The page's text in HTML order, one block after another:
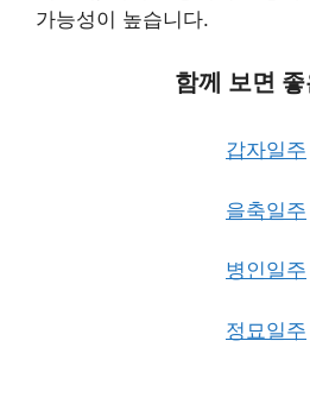
가능성이 높습니다.
함께 보면
갑자일주
을축일주
병인일주
정묘일주